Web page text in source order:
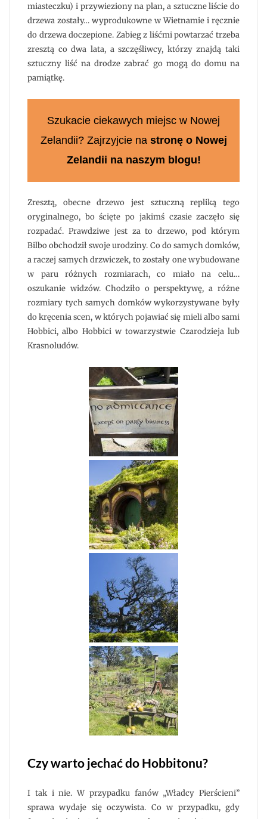
miasteczku) i przywieziony na plan, a sztuczne liście do
drzewa zostały… wyprodukowne w Wietnamie i ręcznie
do drzewa doczepione. Zabieg z liśćmi powtarzać trzeba
zresztą co dwa lata, a szczęśliwcy, którzy znajdą taki
sztuczny liść na drodze zabrać go mogą do domu na
pamiątkę.
Szukacie ciekawych miejsc w Nowej
Zelandii? Zajrzyjcie na stronę o Nowej
Zelandii na naszym blogu!
Zresztą, obecne drzewo jest sztuczną repliką tego
oryginalnego, bo ścięte po jakimś czasie zaczęło się
rozpadać. Prawdziwe jest za to drzewo, pod którym
Bilbo obchodził swoje urodziny. Co do samych domków,
a raczej samych drzwiczek, to zostały one wybudowane
w paru różnych rozmiarach, co miało na celu…
oszukanie widzów. Chodziło o perspektywę, a różne
rozmiary tych samych domków wykorzystywane były
do kręcenia scen, w których pojawiać się mieli albo sami
Hobbici, albo Hobbici w towarzystwie Czarodzieja lub
Krasnoludów.
Czy warto jechać do Hobbitonu?
I tak i nie. W przypadku fanów „Władcy Pierścieni”
sprawa wydaje się oczywista. Co w przypadku, gdy